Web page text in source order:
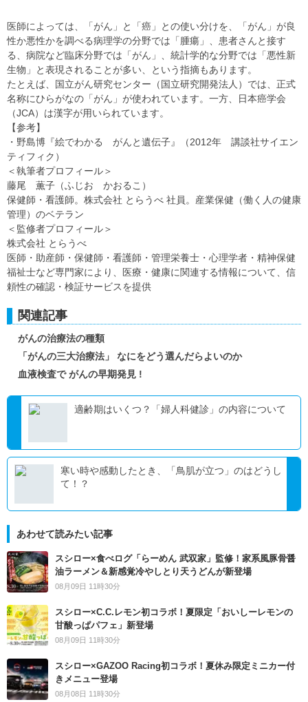
医師によっては、「がん」と「癌」との使い分けを、「がん」が良
性か悪性かを調べる病理学の分野では「腫瘍」、患者さんと接す
る、病院など臨床分野では「がん」、統計学的な分野では「悪性新
生物」と表現されることが多い、という指摘もあります。
たとえば、国立がん研究センター（国立研究開発法人）では、正式
名称にひらがなの「がん」が使われています。一方、日本癌学会
（JCA）は漢字が用いられています。
【参考】
・野島博『絵でわかる がんと遺伝子』（2012年 講談社サイエン
ティフィク）
＜執筆者プロフィール＞
藤尾 薫子（ふじお かおるこ）
保健師・看護師。株式会社 とらうべ 社員。産業保健（働く人の健康
管理）のベテラン
＜監修者プロフィール＞
株式会社 とらうべ
医師・助産師・保健師・看護師・管理栄養士・心理学者・精神保健
福祉士など専門家により、医療・健康に関連する情報について、信
頼性の確認・検証サービスを提供
関連記事
がんの治療法の種類
「がんの三大治療法」 なにをどう選んだらよいのか
血液検査で がんの早期発見 !
適齢期はいくつ？「婦人科健診」の内容について
寒い時や感動したとき、「鳥肌が立つ」のはどうし
て！？
あわせて読みたい記事
スシロー×食べログ「らーめん 武双家」監修！家系風豚骨醤
油ラーメン＆新感覚冷やしとり天うどんが新登場
08月09日 11時30分
スシロー×C.C.レモン初コラボ！夏限定「おいしーレモンの
甘酸っぱパフェ」新登場
08月09日 11時30分
スシロー×GAZOO Racing初コラボ！夏休み限定ミニカー付
きメニュー登場
08月08日 11時30分